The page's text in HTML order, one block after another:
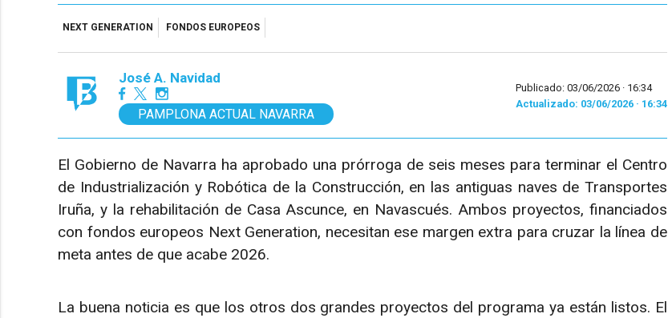
NEXT GENERATION FONDOS EUROPEOS
José A. Navidad
PAMPLONA ACTUAL NAVARRA
Publicado: 03/06/2026 · 16:34
Actualizado: 03/06/2026 · 16:34
El Gobierno de Navarra ha aprobado una prórroga de seis meses para terminar el Centro
de Industrialización y Robótica de la Construcción, en las antiguas naves de Transportes
Iruña, y la rehabilitación de Casa Ascunce, en Navascués. Ambos proyectos, financiados
con fondos europeos Next Generation, necesitan ese margen extra para cruzar la línea de
meta antes de que acabe 2026.
La buena noticia es que los otros dos grandes proyectos del programa ya están listos. El